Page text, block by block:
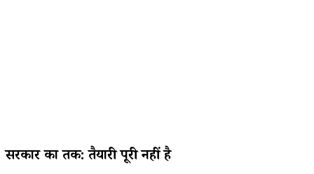
सरकार का तर्क: तैयारी पूरी नहीं है